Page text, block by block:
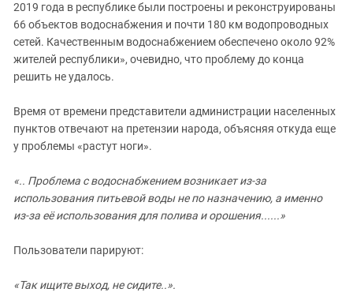
2019 года в республике были построены и реконструированы
66 объектов водоснабжения и почти 180 км водопроводных
сетей. Качественным водоснабжением обеспечено около 92%
жителей республики», очевидно, что проблему до конца
решить не удалось.
Время от времени представители администрации населенных
пунктов отвечают на претензии народа, объясняя откуда еще
у проблемы «растут ноги».
«.. Проблема с водоснабжением возникает из-за
использования питьевой воды не по назначению, а именно
из-за её использования для полива и орошения......»
Пользователи парируют:
«Так ищите выход, не сидите..».